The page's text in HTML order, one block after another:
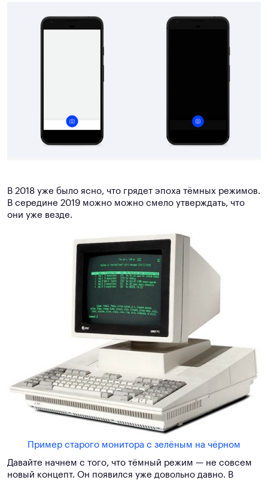
В 2018 уже было ясно, что грядет эпоха тёмных режимов.
В середине 2019 можно можно смело утверждать, что
они уже везде.
Пример старого монитора с зелёным на чёрном
Давайте начнем с того, что тёмный режим — не совсем
новый концепт. Он появился уже довольно давно. В